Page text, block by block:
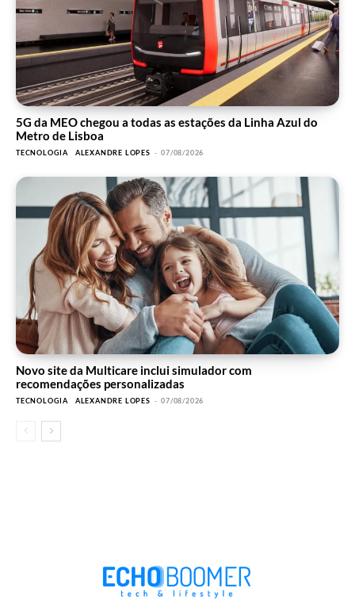
5G da MEO chegou a todas as estações da Linha Azul do
Metro de Lisboa
TECNOLOGIA ALEXANDRE LOPES - 07/08/2026
Novo site da Multicare inclui simulador com
recomendações personalizadas
TECNOLOGIA ALEXANDRE LOPES - 07/08/2026